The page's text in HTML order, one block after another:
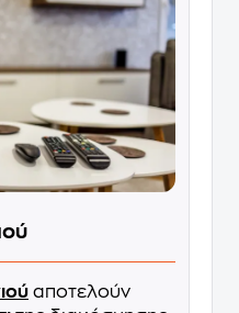
αποτελούν